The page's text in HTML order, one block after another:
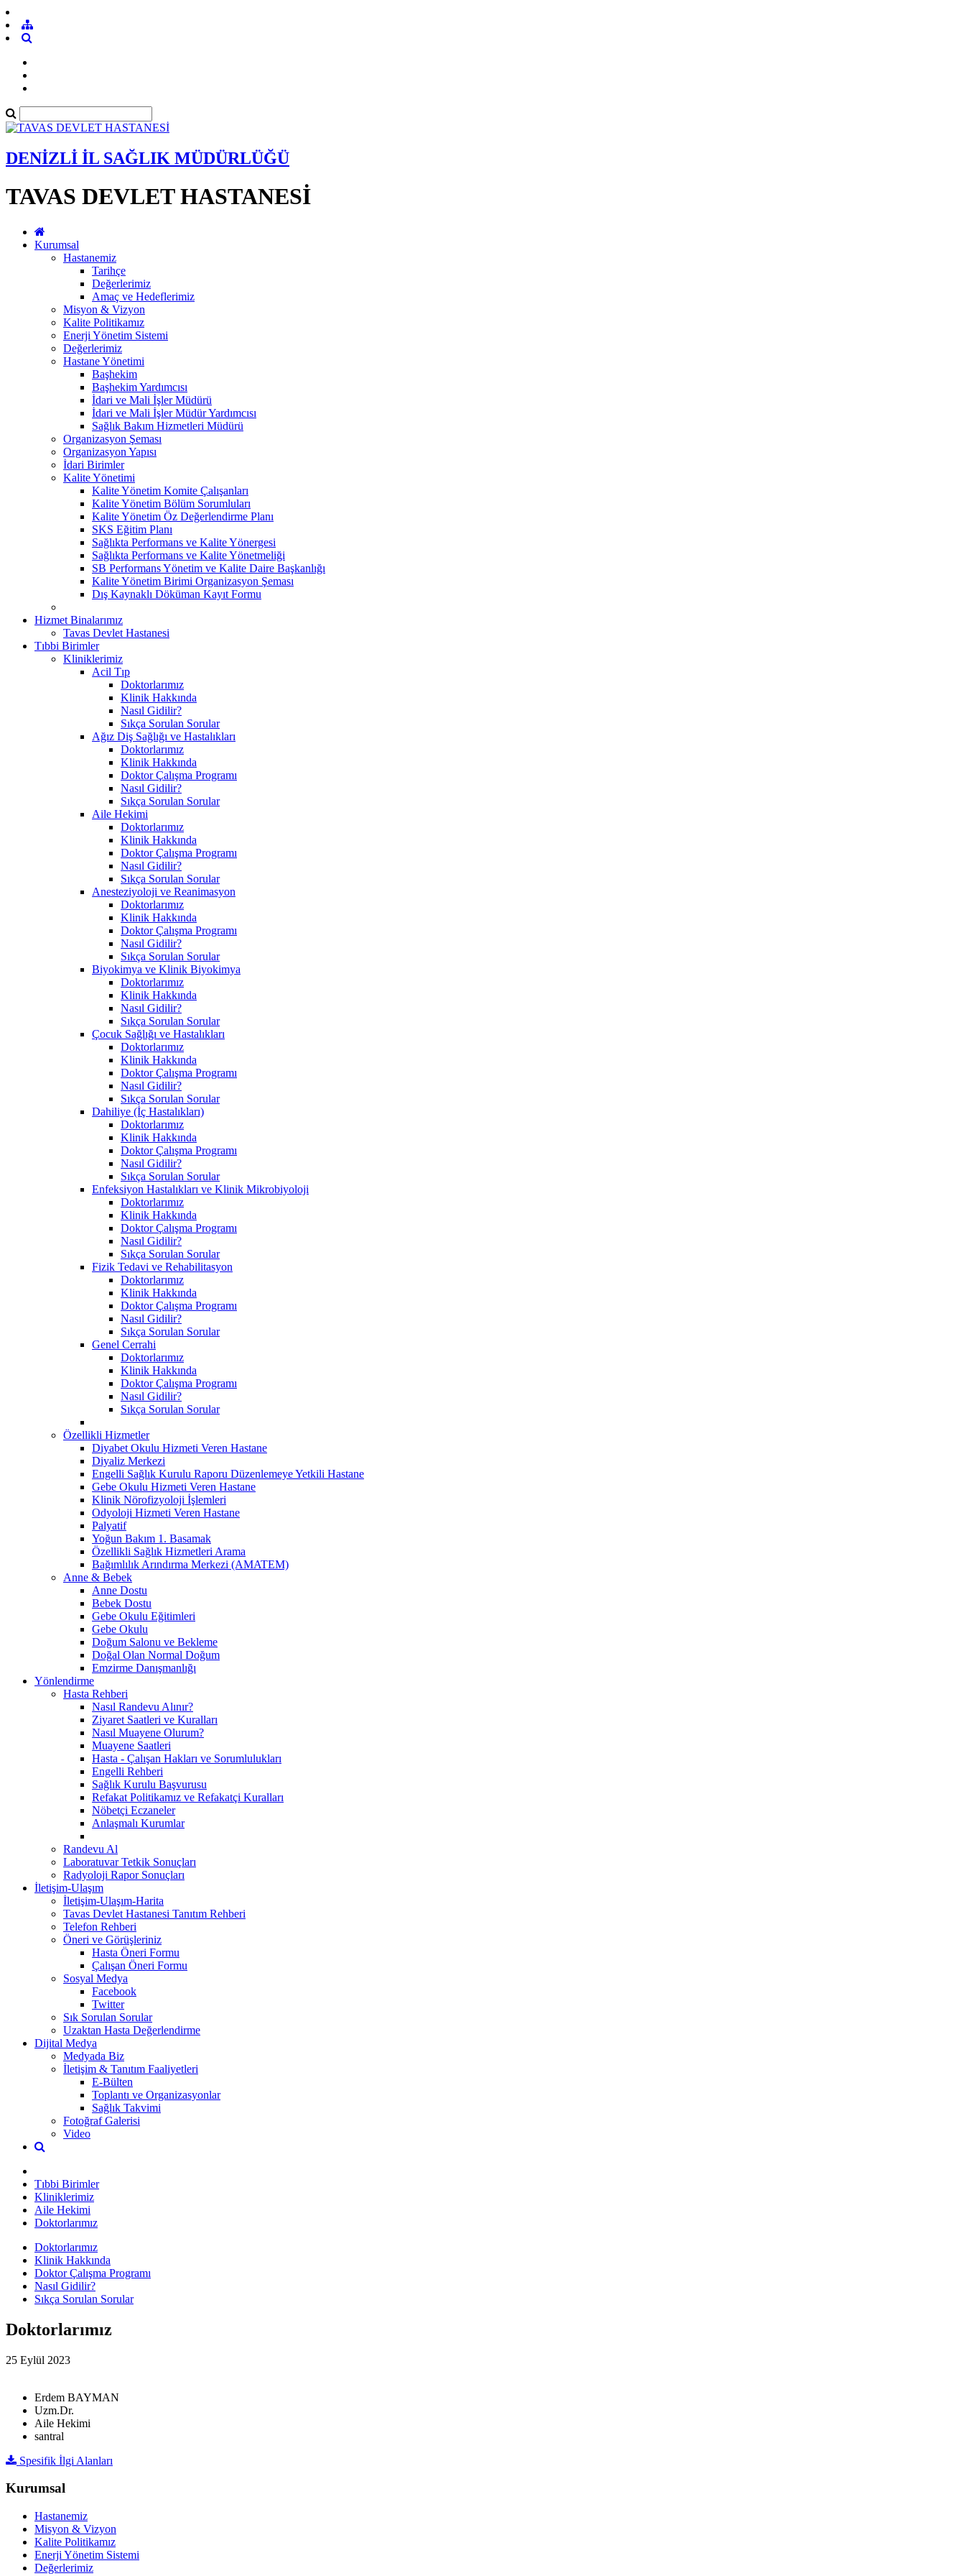
DENİZLİ İL SAĞLIK MÜDÜRLÜĞÜ
TAVAS DEVLET HASTANESİ
Kurumsal
Hastanemiz
Tarihçe
Değerlerimiz
Amaç ve Hedeflerimiz
Misyon & Vizyon
Kalite Politikamız
Enerji Yönetim Sistemi
Değerlerimiz
Hastane Yönetimi
Başhekim
Başhekim Yardımcısı
İdari ve Mali İşler Müdürü
İdari ve Mali İşler Müdür Yardımcısı
Sağlık Bakım Hizmetleri Müdürü
Organizasyon Şeması
Organizasyon Yapısı
İdari Birimler
Kalite Yönetimi
Kalite Yönetim Komite Çalışanları
Kalite Yönetim Bölüm Sorumluları
Kalite Yönetim Öz Değerlendirme Planı
SKS Eğitim Planı
Sağlıkta Performans ve Kalite Yönergesi
Sağlıkta Performans ve Kalite Yönetmeliği
SB Performans Yönetim ve Kalite Daire Başkanlığı
Kalite Yönetim Birimi Organizasyon Şeması
Dış Kaynaklı Döküman Kayıt Formu
Hizmet Binalarımız
Tavas Devlet Hastanesi
Tıbbi Birimler
Kliniklerimiz
Acil Tıp
Doktorlarımız
Klinik Hakkında
Nasıl Gidilir?
Sıkça Sorulan Sorular
Ağız Diş Sağlığı ve Hastalıkları
Doktorlarımız
Klinik Hakkında
Doktor Çalışma Programı
Nasıl Gidilir?
Sıkça Sorulan Sorular
Aile Hekimi
Doktorlarımız
Klinik Hakkında
Doktor Çalışma Programı
Nasıl Gidilir?
Sıkça Sorulan Sorular
Anesteziyoloji ve Reanimasyon
Doktorlarımız
Klinik Hakkında
Doktor Çalışma Programı
Nasıl Gidilir?
Sıkça Sorulan Sorular
Biyokimya ve Klinik Biyokimya
Doktorlarımız
Klinik Hakkında
Nasıl Gidilir?
Sıkça Sorulan Sorular
Çocuk Sağlığı ve Hastalıkları
Doktorlarımız
Klinik Hakkında
Doktor Çalışma Programı
Nasıl Gidilir?
Sıkça Sorulan Sorular
Dahiliye (İç Hastalıkları)
Doktorlarımız
Klinik Hakkında
Doktor Çalışma Programı
Nasıl Gidilir?
Sıkça Sorulan Sorular
Enfeksiyon Hastalıkları ve Klinik Mikrobiyoloji
Doktorlarımız
Klinik Hakkında
Doktor Çalışma Programı
Nasıl Gidilir?
Sıkça Sorulan Sorular
Fizik Tedavi ve Rehabilitasyon
Doktorlarımız
Klinik Hakkında
Doktor Çalışma Programı
Nasıl Gidilir?
Sıkça Sorulan Sorular
Genel Cerrahi
Doktorlarımız
Klinik Hakkında
Doktor Çalışma Programı
Nasıl Gidilir?
Sıkça Sorulan Sorular
Özellikli Hizmetler
Diyabet Okulu Hizmeti Veren Hastane
Diyaliz Merkezi
Engelli Sağlık Kurulu Raporu Düzenlemeye Yetkili Hastane
Gebe Okulu Hizmeti Veren Hastane
Klinik Nörofizyoloji İşlemleri
Odyoloji Hizmeti Veren Hastane
Palyatif
Yoğun Bakım 1. Basamak
Özellikli Sağlık Hizmetleri Arama
Bağımlılık Arındırma Merkezi (AMATEM)
Anne & Bebek
Anne Dostu
Bebek Dostu
Gebe Okulu Eğitimleri
Gebe Okulu
Doğum Salonu ve Bekleme
Doğal Olan Normal Doğum
Emzirme Danışmanlığı
Yönlendirme
Hasta Rehberi
Nasıl Randevu Alınır?
Ziyaret Saatleri ve Kuralları
Nasıl Muayene Olurum?
Muayene Saatleri
Hasta - Çalışan Hakları ve Sorumlulukları
Engelli Rehberi
Sağlık Kurulu Başvurusu
Refakat Politikamız ve Refakatçi Kuralları
Nöbetçi Eczaneler
Anlaşmalı Kurumlar
Randevu Al
Laboratuvar Tetkik Sonuçları
Radyoloji Rapor Sonuçları
İletişim-Ulaşım
İletişim-Ulaşım-Harita
Tavas Devlet Hastanesi Tanıtım Rehberi
Telefon Rehberi
Öneri ve Görüşleriniz
Hasta Öneri Formu
Çalışan Öneri Formu
Sosyal Medya
Facebook
Twitter
Sık Sorulan Sorular
Uzaktan Hasta Değerlendirme
Dijital Medya
Medyada Biz
İletişim & Tanıtım Faaliyetleri
E-Bülten
Toplantı ve Organizasyonlar
Sağlık Takvimi
Fotoğraf Galerisi
Video
Tıbbi Birimler
Kliniklerimiz
Aile Hekimi
Doktorlarımız
Doktorlarımız
Klinik Hakkında
Doktor Çalışma Programı
Nasıl Gidilir?
Sıkça Sorulan Sorular
Doktorlarımız
25 Eylül 2023
Erdem BAYMAN
Uzm.Dr.
Aile Hekimi
santral
Spesifik İlgi Alanları
Kurumsal
Hastanemiz
Misyon & Vizyon
Kalite Politikamız
Enerji Yönetim Sistemi
Değerlerimiz